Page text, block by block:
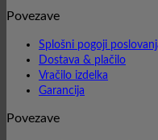
Povezave
Splošni pogoji
Dostava & plačilo
Vračilo izdelka
Garancija
Povezave